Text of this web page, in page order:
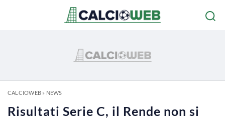
CALCIOWEB» NEWS
Risultati Serie C, il Rende non si